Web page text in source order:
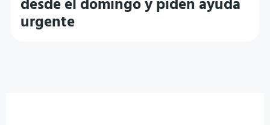
desde el domingo y piden ayuda
urgente